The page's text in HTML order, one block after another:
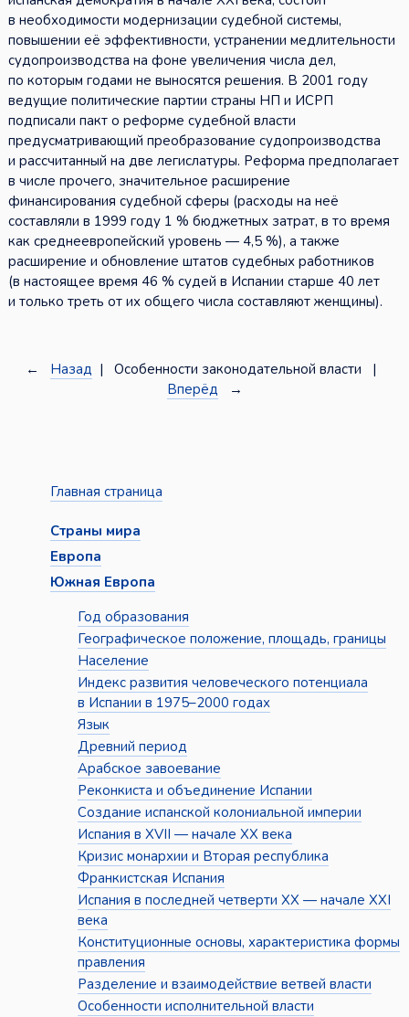
в необходимости модернизации судебной системы,
повышении её эффективности, устранении медлительности
судопроизводства на фоне увеличения числа дел,
по которым годами не выносятся решения. В 2001 году
ведущие политические партии страны НП и ИСРП
подписали пакт о реформе судебной власти
предусматривающий преобразование судопроизводства
и рассчитанный на две легислатуры. Реформа предполагает
в числе прочего, значительное расширение
финансирования судебной сферы (расходы на неё
составляли в 1999 году 1 % бюджетных затрат, в то время
как среднеевропейский уровень — 4,5 %), а также
расширение и обновление штатов судебных работников
(в настоящее время 46 % судей в Испании старше 40 лет
и только треть от их общего числа составляют женщины).
← Назад | Особенности законодательной власти |
Вперёд →
Главная страница
Страны мира
Европа
Южная Европа
Год образования
Географическое положение, площадь, границы
Население
Индекс развития человеческого потенциала
в Испании в 1975–2000 годах
Язык
Древний период
Арабское завоевание
Реконкиста и объединение Испании
Создание испанской колониальной империи
Испания в XVII — начале XX века
Кризис монархии и Вторая республика
Франкистская Испания
Испания в последней четверти XX — начале XXI
века
Конституционные основы, характеристика формы
правления
Разделение и взаимодействие ветвей власти
Особенности исполнительной власти